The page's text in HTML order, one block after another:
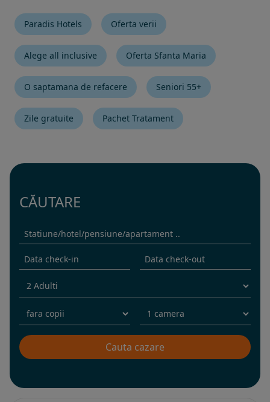
Paradis Hotels Oferta verii
Alege all inclusive Oferta Sfanta Maria
O saptamana de refacere Seniori 55+
Zile gratuite Pachet Tratament
CĂUTARE